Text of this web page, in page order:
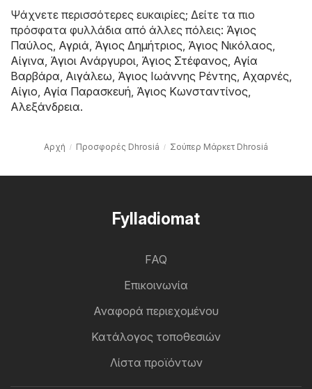
Ψάχνετε περισσότερες ευκαιρίες; Δείτε τα πιο
πρόσφατα φυλλάδια από άλλες πόλεις: Άγιος
Παύλος Αγριά Άγιος Δημήτριος Άγιος Νικόλαος
Αίγινα Άγιοι Ανάργυροι Άγιος Στέφανος Αγία
Βαρβάρα Αιγάλεω Άγιος Ιωάννης Ρέντης Αχαρνές
Αίγιο Αγία Παρασκευή Άγιος Κωνσταντίνος
Αλεξάνδρεια.
Αρχή Προσφορές Dhrosiá Σούπερ Μάρκετ Dhrosiá
Fylladiomat
FAQ
Επικοινωνία
Αναφορά περιεχομένου
Κατάλογος τοποθεσιών
Λίστα προϊόντων